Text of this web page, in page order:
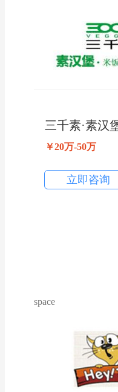
三千素·素汉
￥20万-50万
立即咨询
space